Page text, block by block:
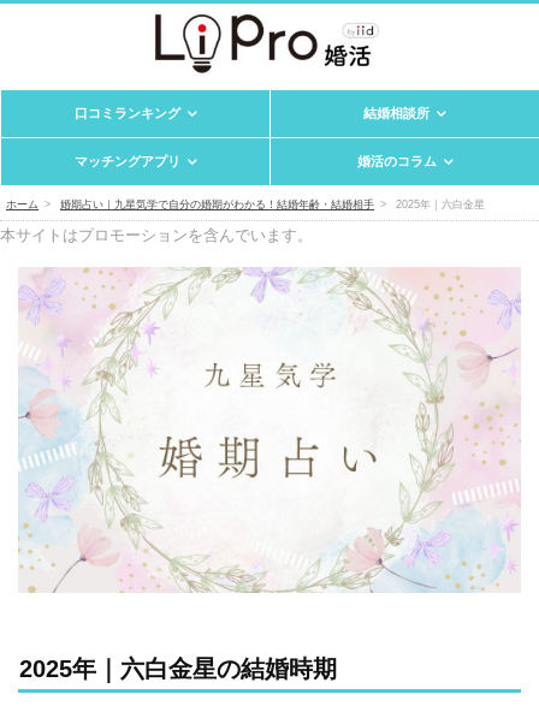
口コミランキング 結婚相談所
マッチングアプリ 婚活のコラム
ホーム 婚期占い｜九星気学で自分の婚期がわかる！結婚年齢・結婚相手 2025年｜六白金星
本サイトはプロモーションを含んでいます。
2025年｜六白金星の結婚時期